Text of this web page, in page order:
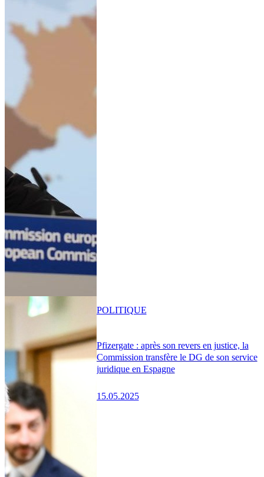
Pfizergate : après son revers en justice, la
Commission transfère le DG de son service
juridique en Espagne
15.05.2025
POLITIQUE